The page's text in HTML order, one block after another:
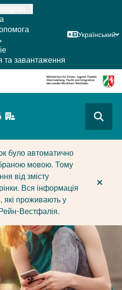
завантаження
Український
КОМПАНІЙ/
СІМЕЙ
було автоматично
мовою. Тому
від змісту
Вся інформація
які проживають у
Вестфалія.